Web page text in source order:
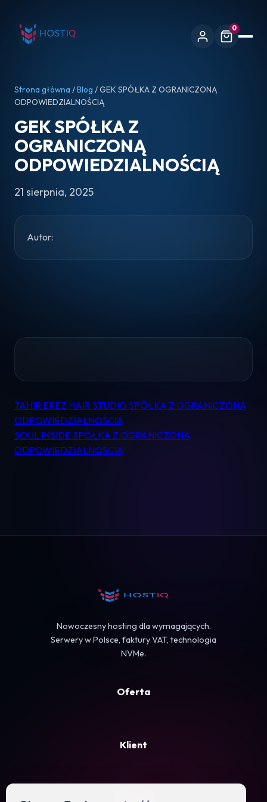
0
Pomoc
Kontakt
Strona główna /Blog / GEK SPÓŁKA Z OGRANICZONĄ
ODPOWIEDZIALNOŚCIĄ
GEK SPÓŁKA Z
OGRANICZONĄ
ODPOWIEDZIALNOŚCIĄ
21 sierpnia, 2025
Autor:
Nawigacja
wpisu
TAHIR EREZ HAIR STUDIO SPÓŁKA Z OGRANICZONĄ
ODPOWIEDZIALNOŚCIĄ
SOUL INSIDE SPÓŁKA Z OGRANICZONĄ
ODPOWIEDZIALNOŚCIĄ
Nowoczesny hosting dla wymagających.
Serwery w Polsce, faktury VAT, technologia
NVMe.
Oferta
Klient
Firma